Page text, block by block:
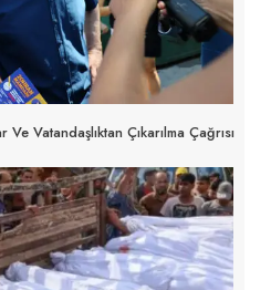
Vatandaşlıktan Çıkarılma Çağrısı